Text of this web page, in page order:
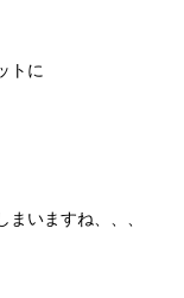
トに
いますね、、、